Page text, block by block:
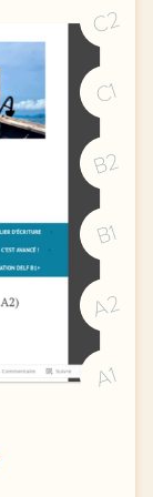
C2
C1
B2
B1
A2
A1